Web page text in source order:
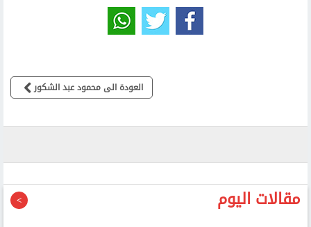
العودة الى محمود عبد الشكور
مقالات اليوم